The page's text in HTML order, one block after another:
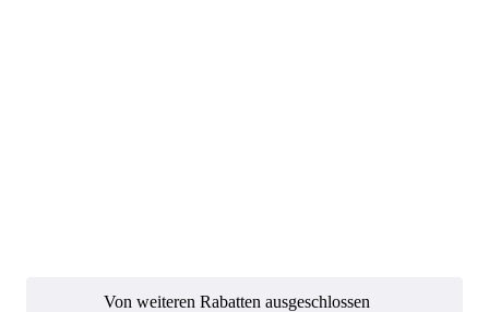
Von weiteren Rabatten ausgeschlossen